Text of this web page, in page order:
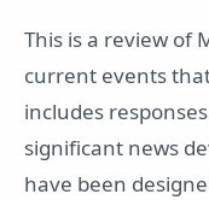
This is a review of
current events
includes
significant news
have been